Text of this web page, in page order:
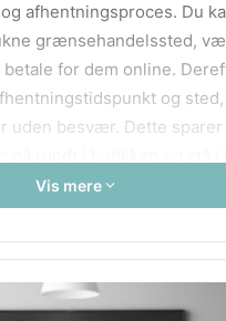
afhentningsproces. Du
grænsehandelssted,
betale for dem online.
og
uden besvær. Dette
Vis mere